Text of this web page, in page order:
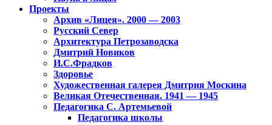
Проекты
Архив «Лицея». 2000 — 2003
Русский Север
Архитектура Петрозаводска
Дмитрий Новиков
И.С.Фрадков
Здоровье
Художественная галерея Дмитрия Москина
Великая Отечественная. 1941 — 1945
Педагогика С. Артемьевой
Педагогика школы